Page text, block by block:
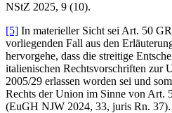
NStZ 2025, 9 (10).
[5] In materieller Sicht sei Art. 50
vorliegenden Fall aus den
hervorgehe, dass die streitige
italienischen Rechtsvorschriften zur
2005/29 erlassen worden sei und
Rechts der Union im Sinne von Art.
(EuGH NJW 2024, 33, juris Rn. 37).